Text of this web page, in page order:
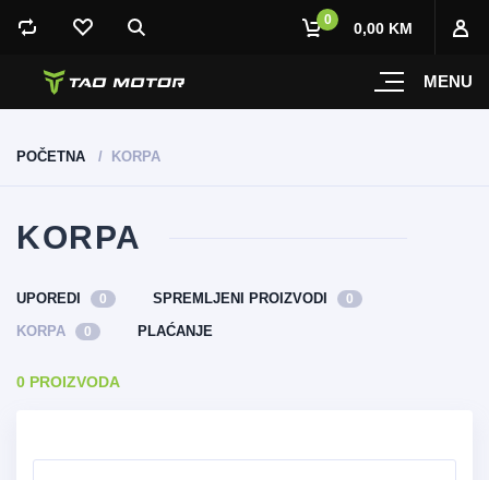
MENU
0 0,00 KM
POČETNA KORPA
KORPA
UPOREDI 0 SPREMLJENI PROIZVODI 0
KORPA 0 PLAĆANJE
0 PROIZVODA